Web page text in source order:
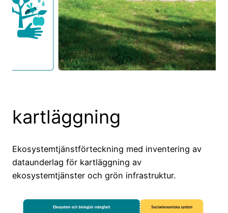
kartläggning
Ekosystemtjänstförteckning med inventering av
dataunderlag för kartläggning av
ekosystemtjänster och grön infrastruktur.